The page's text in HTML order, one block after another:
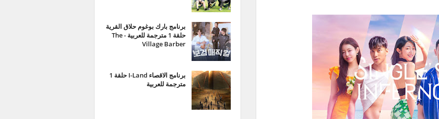
برنامج بارك بوغوم حلاق القرية
حلقة 1 مترجمة للعربية - The
Village Barber
برنامج الاقصاء I-Land حلقة 1
مترجمة للعربية